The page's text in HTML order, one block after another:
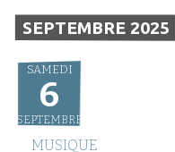
SEPTEMBRE 2025
SAMEDI
6
SEPTEMBRE
MUSIQUE